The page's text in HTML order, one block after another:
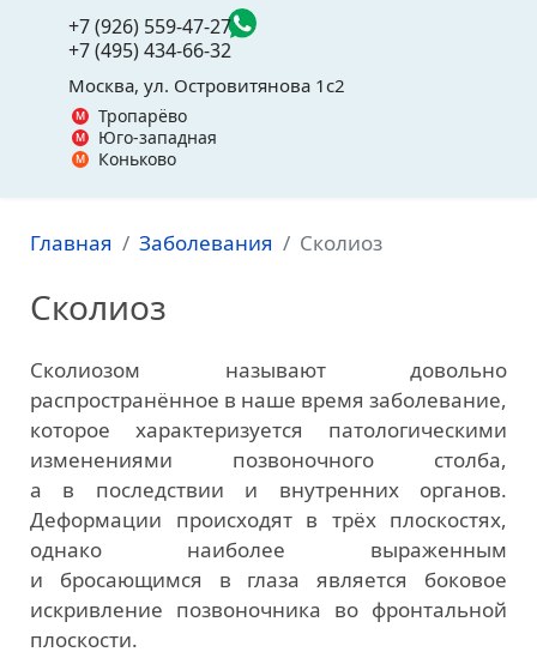
+7 (926) 559-47-27
+7 (495) 434-66-32
Москва, ул. Островитянова 1с2
Тропарёво
Юго-западная
Коньково
Главная Заболевания Сколиоз
Сколиоз
Сколиозом называют довольно
распространённое в наше время заболевание,
которое характеризуется патологическими
изменениями позвоночного столба,
а в последствии и внутренних органов.
Деформации происходят в трёх плоскостях,
однако наиболее выраженным
и бросающимся в глаза является боковое
искривление позвоночника во фронтальной
плоскости.